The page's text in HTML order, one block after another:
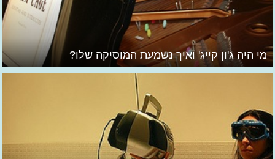
מי היה ג'ון קייג' ואיך נשמעת המוסיקה שלו?